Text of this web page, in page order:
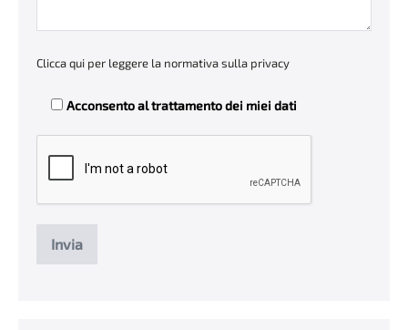
Clicca qui per leggere la normativa sulla privacy
Acconsento al trattamento dei miei dati